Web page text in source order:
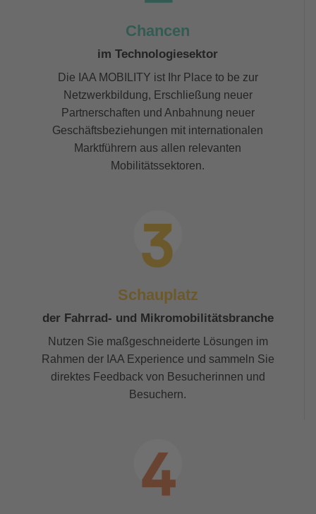
Chancen
im Technologiesektor
Die IAA MOBILITY ist Ihr Place to be zur
Netzwerkbildung, Erschließung neuer
Partnerschaften und Anbahnung neuer
Geschäftsbeziehungen mit internationalen
Marktführern aus allen relevanten
Mobilitätssektoren.
Schauplatz
der Fahrrad- und Mikromobilitätsbranche
Nutzen Sie maßgeschneiderte Lösungen im
Rahmen der IAA Experience und sammeln Sie
direktes Feedback von Besucherinnen und
Besuchern.